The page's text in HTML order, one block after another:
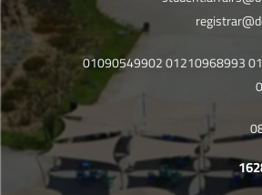
01271878682 01210968993 01090549902